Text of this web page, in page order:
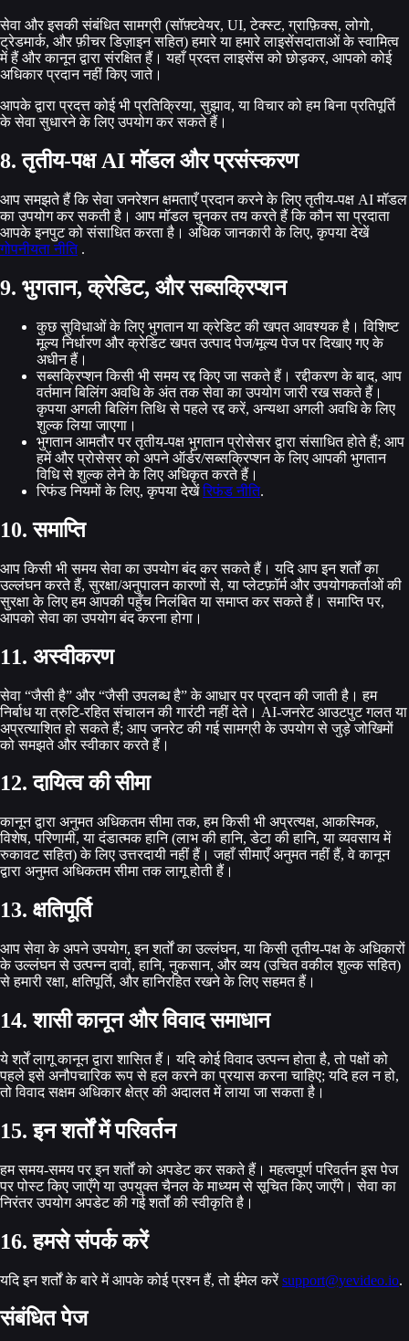
सेवा और इसकी संबंधित सामग्री (सॉफ़्टवेयर, UI, टेक्स्ट, ग्राफ़िक्स, लोगो,
ट्रेडमार्क, और फ़ीचर डिज़ाइन सहित) हमारे या हमारे लाइसेंसदाताओं के स्वामित्व
में हैं और कानून द्वारा संरक्षित हैं। यहाँ प्रदत्त लाइसेंस को छोड़कर, आपको कोई
अधिकार प्रदान नहीं किए जाते।
आपके द्वारा प्रदत्त कोई भी प्रतिक्रिया, सुझाव, या विचार को हम बिना प्रतिपूर्ति
के सेवा सुधारने के लिए उपयोग कर सकते हैं।
8. तृतीय-पक्ष AI मॉडल और प्रसंस्करण
आप समझते हैं कि सेवा जनरेशन क्षमताएँ प्रदान करने के लिए तृतीय-पक्ष AI मॉडल
का उपयोग कर सकती है। आप मॉडल चुनकर तय करते हैं कि कौन सा प्रदाता
आपके इनपुट को संसाधित करता है। अधिक जानकारी के लिए, कृपया देखें
गोपनीयता नीति.
9. भुगतान, क्रेडिट, और सब्सक्रिप्शन
कुछ सुविधाओं के लिए भुगतान या क्रेडिट की खपत आवश्यक है। विशिष्ट
मूल्य निर्धारण और क्रेडिट खपत उत्पाद पेज/मूल्य पेज पर दिखाए गए के
अधीन हैं।
सब्सक्रिप्शन किसी भी समय रद्द किए जा सकते हैं। रद्दीकरण के बाद, आप
वर्तमान बिलिंग अवधि के अंत तक सेवा का उपयोग जारी रख सकते हैं।
कृपया अगली बिलिंग तिथि से पहले रद्द करें, अन्यथा अगली अवधि के लिए
शुल्क लिया जाएगा।
भुगतान आमतौर पर तृतीय-पक्ष भुगतान प्रोसेसर द्वारा संसाधित होते हैं; आप
हमें और प्रोसेसर को अपने ऑर्डर/सब्सक्रिप्शन के लिए आपकी भुगतान
विधि से शुल्क लेने के लिए अधिकृत करते हैं।
रिफंड नियमों के लिए, कृपया देखेंरिफंड नीति.
10. समाप्ति
आप किसी भी समय सेवा का उपयोग बंद कर सकते हैं। यदि आप इन शर्तों का
उल्लंघन करते हैं, सुरक्षा/अनुपालन कारणों से, या प्लेटफ़ॉर्म और उपयोगकर्ताओं की
सुरक्षा के लिए हम आपकी पहुँच निलंबित या समाप्त कर सकते हैं। समाप्ति पर,
आपको सेवा का उपयोग बंद करना होगा।
11. अस्वीकरण
सेवा “जैसी है” और “जैसी उपलब्ध है” के आधार पर प्रदान की जाती है। हम
निर्बाध या त्रुटि-रहित संचालन की गारंटी नहीं देते। AI-जनरेट आउटपुट गलत या
अप्रत्याशित हो सकते हैं; आप जनरेट की गई सामग्री के उपयोग से जुड़े जोखिमों
को समझते और स्वीकार करते हैं।
12. दायित्व की सीमा
कानून द्वारा अनुमत अधिकतम सीमा तक, हम किसी भी अप्रत्यक्ष, आकस्मिक,
विशेष, परिणामी, या दंडात्मक हानि (लाभ की हानि, डेटा की हानि, या व्यवसाय में
रुकावट सहित) के लिए उत्तरदायी नहीं हैं। जहाँ सीमाएँ अनुमत नहीं हैं, वे कानून
द्वारा अनुमत अधिकतम सीमा तक लागू होती हैं।
13. क्षतिपूर्ति
आप सेवा के अपने उपयोग, इन शर्तों का उल्लंघन, या किसी तृतीय-पक्ष के अधिकारों
के उल्लंघन से उत्पन्न दावों, हानि, नुकसान, और व्यय (उचित वकील शुल्क सहित)
से हमारी रक्षा, क्षतिपूर्ति, और हानिरहित रखने के लिए सहमत हैं।
14. शासी कानून और विवाद समाधान
ये शर्तें लागू कानून द्वारा शासित हैं। यदि कोई विवाद उत्पन्न होता है, तो पक्षों को
पहले इसे अनौपचारिक रूप से हल करने का प्रयास करना चाहिए; यदि हल न हो,
तो विवाद सक्षम अधिकार क्षेत्र की अदालत में लाया जा सकता है।
15. इन शर्तों में परिवर्तन
हम समय-समय पर इन शर्तों को अपडेट कर सकते हैं। महत्वपूर्ण परिवर्तन इस पेज
पर पोस्ट किए जाएँगे या उपयुक्त चैनल के माध्यम से सूचित किए जाएँगे। सेवा का
निरंतर उपयोग अपडेट की गई शर्तों की स्वीकृति है।
16. हमसे संपर्क करें
यदि इन शर्तों के बारे में आपके कोई प्रश्न हैं, तो ईमेल करें support@yevideo.io.
संबंधित पेज